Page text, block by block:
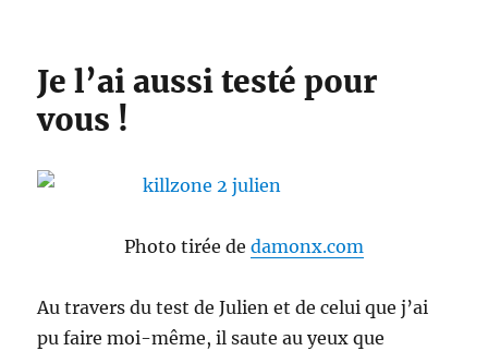
Je l’ai aussi testé pour
vous !
Photo tirée de damonx.com
Au travers du test de Julien et de celui que j’ai
pu faire moi-même, il saute au yeux que